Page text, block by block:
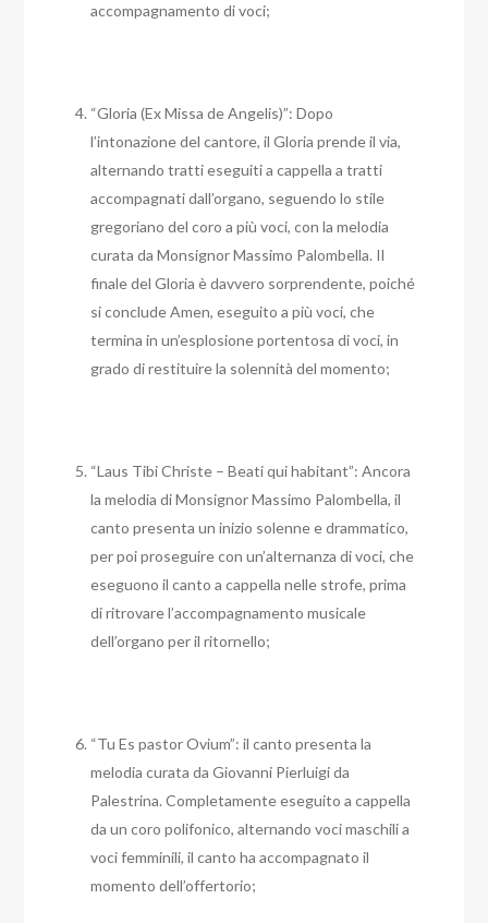
accompagnamento di voci;
“Gloria (Ex Missa de Angelis)”: Dopo
l’intonazione del cantore, il Gloria prende il via,
alternando tratti eseguiti a cappella a tratti
accompagnati dall’organo, seguendo lo stile
gregoriano del coro a più voci, con la melodia
curata da Monsignor Massimo Palombella. Il
finale del Gloria è davvero sorprendente, poiché
si conclude Amen, eseguito a più voci, che
termina in un’esplosione portentosa di voci, in
grado di restituire la solennità del momento;
“Laus Tibi Christe – Beati qui habitant”: Ancora
la melodia di Monsignor Massimo Palombella, il
canto presenta un inizio solenne e drammatico,
per poi proseguire con un’alternanza di voci, che
eseguono il canto a cappella nelle strofe, prima
di ritrovare l’accompagnamento musicale
dell’organo per il ritornello;
“Tu Es pastor Ovium”: il canto presenta la
melodia curata da Giovanni Pierluigi da
Palestrina. Completamente eseguito a cappella
da un coro polifonico, alternando voci maschili a
voci femminili, il canto ha accompagnato il
momento dell’offertorio;